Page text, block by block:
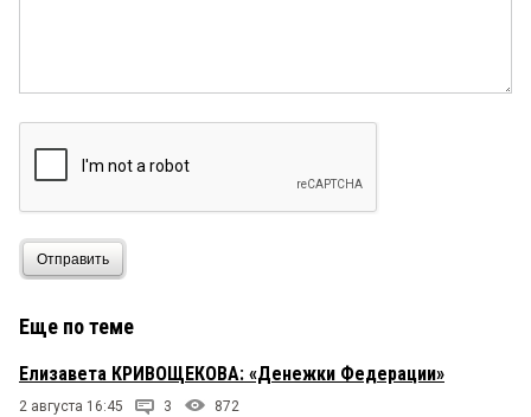
Отправить
Еще по теме
Елизавета КРИВОЩЕКОВА: «Денежки Федерации»
2 августа 16:45 3 872